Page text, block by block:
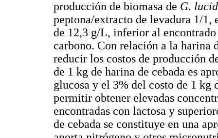
producción de biomasa de G.
peptona/extracto de levadura 1/
de 12,3 g/L, inferior al
carbono. Con relación a la harina
reducir los costos de producción
de 1 kg de harina de cebada es
glucosa y el 3% del costo de 1 kg
permitir obtener elevadas
encontradas con lactosa y
de cebada se constituye en una